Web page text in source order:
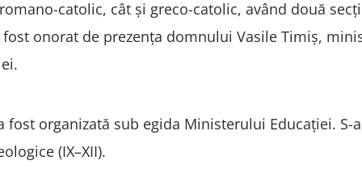
catolic, cât și greco-catolic, având două
onorat de prezența domnului Vasile Timiș,
fost organizată sub egida Ministerului Educației.
(IX–XII).